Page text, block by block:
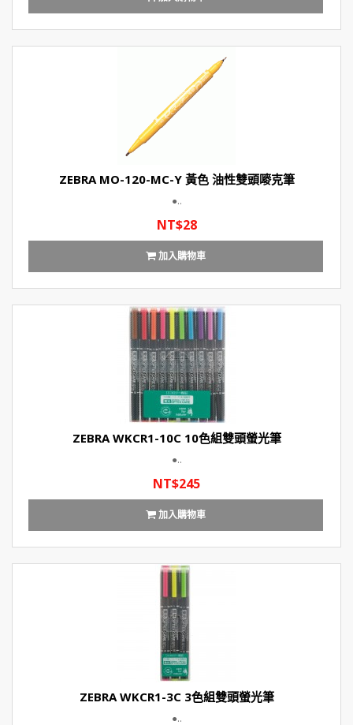
ZEBRA MO-120-MC-Y 黃色 油性雙頭嘜克筆
●..
NT$28
加入購物車
ZEBRA WKCR1-10C 10色組雙頭螢光筆
●..
NT$245
加入購物車
ZEBRA WKCR1-3C 3色組雙頭螢光筆
●..